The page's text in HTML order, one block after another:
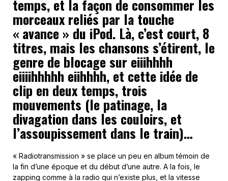
temps, et la façon de consommer les
morceaux reliés par la touche
« avance » du iPod. Là, c’est court, 8
titres, mais les chansons s’étirent, le
genre de blocage sur eiiihhhh
eiiiihhhhh eiihhhh, et cette idée de
clip en deux temps, trois
mouvements (le patinage, la
divagation dans les couloirs, et
l’assoupissement dans le train)…
« Radiotransmission » se place un peu en album témoin de
la fin d’une époque et du début d’une autre. A la fois, le
zapping comme à la radio qui n’existe plus, et la vitesse